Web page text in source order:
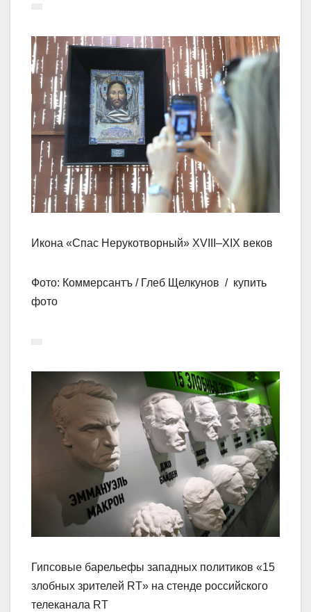
Икона «Спас Нерукотворный» XVIII–XIX веков
Фото: Коммерсантъ / Глеб Щелкунов / купить
фото
Гипсовые барельефы западных политиков «15
злобных зрителей RT» на стенде российского
телеканала RT